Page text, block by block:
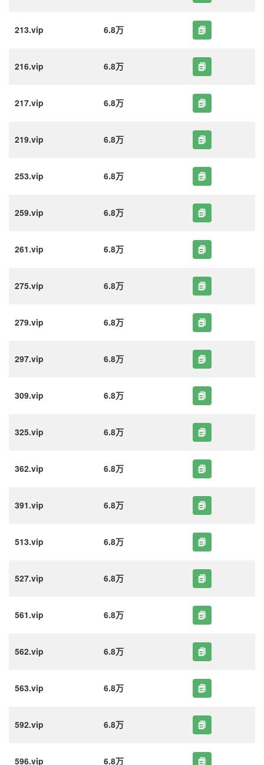
213.vip 6.8万
216.vip 6.8万
217.vip 6.8万
219.vip 6.8万
253.vip 6.8万
259.vip 6.8万
261.vip 6.8万
275.vip 6.8万
279.vip 6.8万
297.vip 6.8万
309.vip 6.8万
325.vip 6.8万
362.vip 6.8万
391.vip 6.8万
513.vip 6.8万
527.vip 6.8万
561.vip 6.8万
562.vip 6.8万
563.vip 6.8万
592.vip 6.8万
596.vip 6.8万